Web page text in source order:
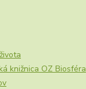
knižnica OZ Biosféra